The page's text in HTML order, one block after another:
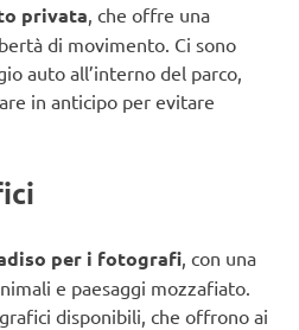
privata, che offre una
di movimento. Ci sono
auto all’interno del parco,
in anticipo per evitare
per i fotografi, con una
e paesaggi mozzafiato.
disponibili, che offrono ai